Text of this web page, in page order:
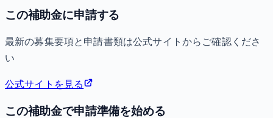
この補助金に申請する
最新の募集要項と申請書類は公式サイトからご確認くださ
い
公式サイトを見る
この補助金で申請準備を始める